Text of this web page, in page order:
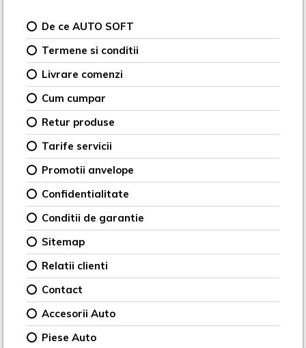
De ce AUTO SOFT
Termene si conditii
Livrare comenzi
Cum cumpar
Retur produse
Tarife servicii
Promotii anvelope
Confidentialitate
Conditii de garantie
Sitemap
Relatii clienti
Contact
Accesorii Auto
Piese Auto